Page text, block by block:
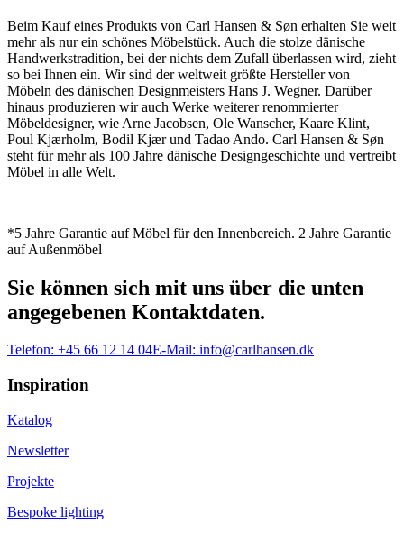
Beim Kauf eines Produkts von Carl Hansen & Søn erhalten Sie weit
mehr als nur ein schönes Möbelstück. Auch die stolze dänische
Handwerkstradition, bei der nichts dem Zufall überlassen wird, zieht
so bei Ihnen ein. Wir sind der weltweit größte Hersteller von
Möbeln des dänischen Designmeisters Hans J. Wegner. Darüber
hinaus produzieren wir auch Werke weiterer renommierter
Möbeldesigner, wie Arne Jacobsen, Ole Wanscher, Kaare Klint,
Poul Kjærholm, Bodil Kjær und Tadao Ando. Carl Hansen & Søn
steht für mehr als 100 Jahre dänische Designgeschichte und vertreibt
Möbel in alle Welt.
*5 Jahre Garantie auf Möbel für den Innenbereich. 2 Jahre Garantie
auf Außenmöbel
Sie können sich mit uns über die unten
angegebenen Kontaktdaten.
Telefon: +45 66 12 14 04E-Mail: info@carlhansen.dk
Inspiration
Katalog
Newsletter
Projekte
Bespoke lighting